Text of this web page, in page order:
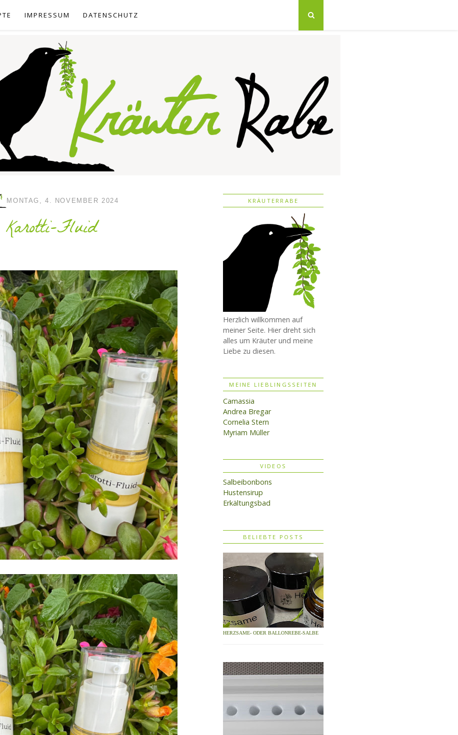
IMPRESSUM DATENSCHUTZ
MONTAG, 4. NOVEMBER 2024
Karotti-Fluid
KRÄUTERRABE
Herzlich willkommen auf
meiner Seite. Hier dreht sich
alles um Kräuter und meine
Liebe zu diesen.
MEINE LIEBLINGSSEITEN
Camassia
Andrea Bregar
Cornelia Stern
Myriam Müller
VIDEOS
Salbeibonbons
Hustensirup
Erkältungsbad
BELIEBTE POSTS
HERZSAME- ODER BALLONREBE-SALBE